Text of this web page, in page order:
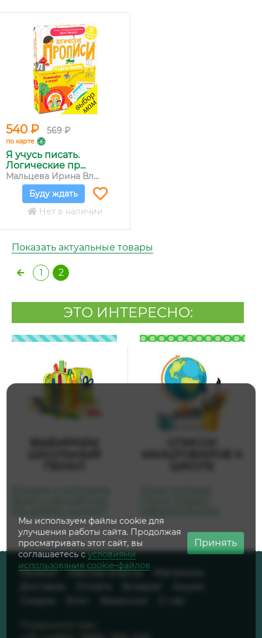
540 ₽ 569 ₽
по карте
Я учусь писать.
Логические пр...
Мальцева Ирина Вл...
Буду ждать
Нет в наличии
Показать актуальные товары
1 2
ЭТО ИНТЕРЕСНО:
Каталог Мастер-классы
Мы используем файлы cookie для
улучшения работы сайта. Продолжая
просматривать этот сайт, вы
соглашаетесь сусловиями
использования cookie–файлов
Принять